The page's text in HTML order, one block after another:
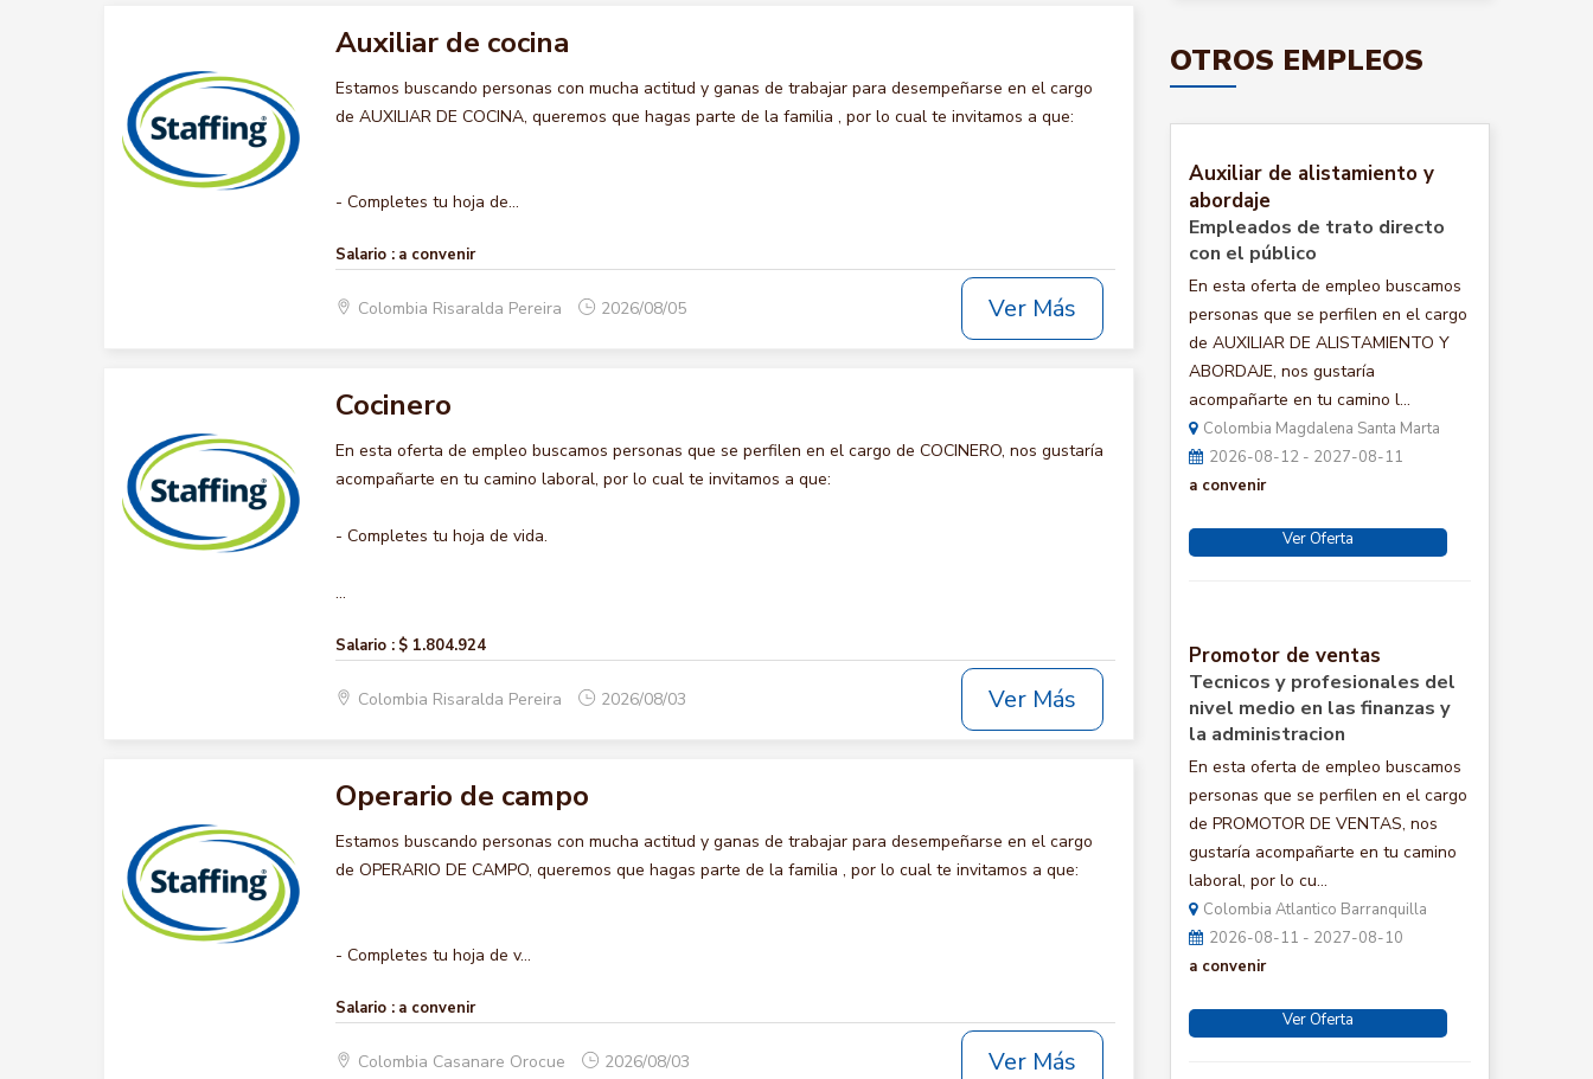
Auxiliar de cocina
Estamos buscando personas con mucha actitud y ganas de trabajar para desempeñarse en el cargo
de AUXILIAR DE COCINA, queremos que hagas parte de la familia , por lo cual te invitamos a que:
- Completes tu hoja de...
Salario : a convenir
Colombia Risaralda Pereira 2026/08/05 Ver Más
Cocinero
En esta oferta de empleo buscamos personas que se perfilen en el cargo de COCINERO, nos gustaría
acompañarte en tu camino laboral, por lo cual te invitamos a que:
- Completes tu hoja de vida.
...
Salario : $ 1.804.924
Colombia Risaralda Pereira 2026/08/03 Ver Más
Operario de campo
Estamos buscando personas con mucha actitud y ganas de trabajar para desempeñarse en el cargo
de OPERARIO DE CAMPO, queremos que hagas parte de la familia , por lo cual te invitamos a que:
- Completes tu hoja de v...
Salario : a convenir
Colombia Casanare Orocue 2026/08/03 Ver Más
OTROS EMPLEOS
Auxiliar de alistamiento y
abordaje
Empleados de trato directo
con el público
En esta oferta de empleo buscamos
personas que se perfilen en el cargo
de AUXILIAR DE ALISTAMIENTO Y
ABORDAJE, nos gustaría
acompañarte en tu camino l...
Colombia Magdalena Santa Marta
2026-08-12 - 2027-08-11
a convenir
Ver Oferta
Promotor de ventas
Tecnicos y profesionales del
nivel medio en las finanzas y
la administracion
En esta oferta de empleo buscamos
personas que se perfilen en el cargo
de PROMOTOR DE VENTAS, nos
gustaría acompañarte en tu camino
laboral, por lo cu...
Colombia Atlantico Barranquilla
2026-08-11 - 2027-08-10
a convenir
Ver Oferta